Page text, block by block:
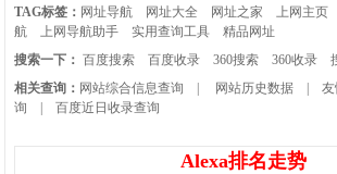
TAG标签： 网址导航 网址大全 网址之家 上网主页
航
上网导航助手 实用查询工具
精品网址
搜索一下： 百度搜索 百度收录 360搜索 360收录
相关查询： 网站综合信息查询 网站历史数据 |
询
|百度近日收录查询
Alexa排名走势